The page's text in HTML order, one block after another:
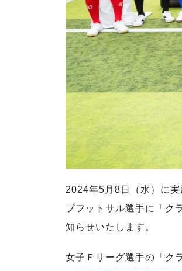
2024年5月8日（水）に
プフットサル選手に「ク
知らせいたします。
女子Ｆリーグ選手の「ク